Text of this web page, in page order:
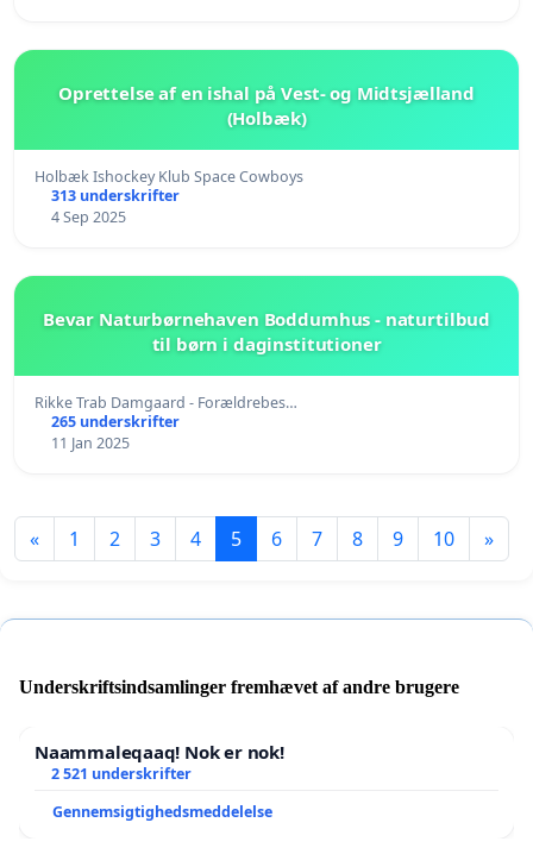
Oprettelse af en ishal på Vest- og Midtsjælland
(Holbæk)
Holbæk Ishockey Klub Space Cowboys
313 underskrifter
4 Sep 2025
Bevar Naturbørnehaven Boddumhus - naturtilbud
til børn i daginstitutioner
Rikke Trab Damgaard - Forældrebes…
265 underskrifter
11 Jan 2025
« 1 2 3 4 5 6 7 8 9 10 »
Underskriftsindsamlinger fremhævet af andre brugere
Naammaleqaaq! Nok er nok!
2 521 underskrifter
Gennemsigtighedsmeddelelse